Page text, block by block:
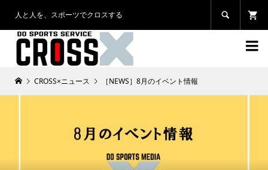
人と人を、スポーツでクロスする 

CROSS×ニュース ［NEWS］8月のイベント情報